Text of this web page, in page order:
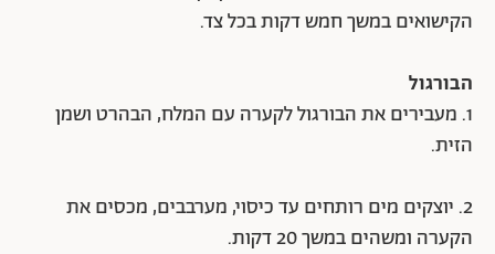
הקישואים במשך חמש דקות בכל צד.
הבורגול
1. מעבירים את הבורגול לקערה עם המלח, הבהרט ושמן
הזית.
2. יוצקים מים רותחים עד כיסוי, מערבבים, מכסים את
הקערה ומשהים במשך 20 דקות.